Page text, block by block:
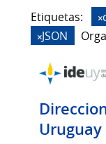
Etiquetas:
JSON
Uruguay